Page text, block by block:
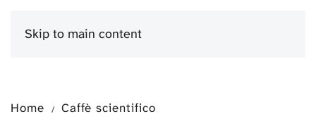
Skip to main content
Home Caffè scientifico